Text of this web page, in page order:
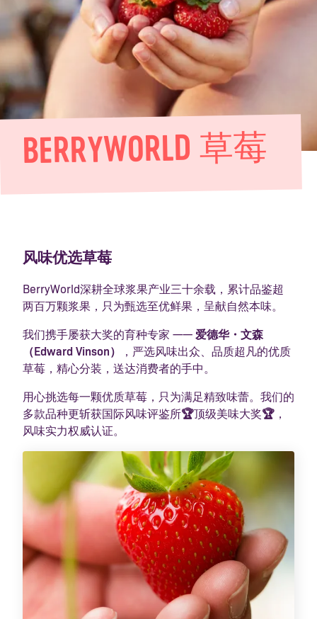
BERRYWORLD 草莓
风味优选草莓
BerryWorld深耕全球浆果产业三十余载，累计品鉴超
两百万颗浆果，只为甄选至优鲜果，呈献自然本味。
我们携手屡获大奖的育种专家 —— 爱德华・文森
（Edward Vinson）
，严选风味出众、品质超凡的优质
草莓，精心分装，送达消费者的手中。
用心挑选每一颗优质草莓，只为满足精致味蕾。我们的
多款品种更斩获国际风味评鉴所🏆顶级美味大奖🏆 ，
风味实力权威认证。